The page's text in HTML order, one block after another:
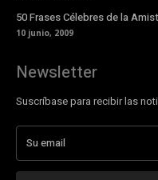
50 Frases Célebres de la
10 junio, 2009
Newsletter
Suscríbase para recibir las